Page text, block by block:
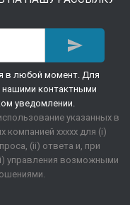

в любой момент. Для
нашими контактными
уведомлении.
указанных в
компанией xxxxx для (i)
(ii) ответа и, при
управления возможными